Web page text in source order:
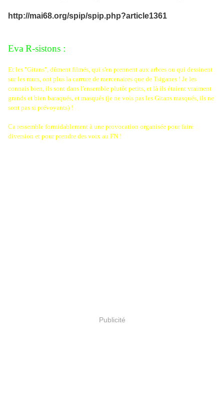
http://mai68.org/spip/spip.php?article1361
Eva R-sistons :
Et les "Gitans", dûment filmés, qui s'en prennent aux arbres ou qui dessinent
sur les murs, ont plus la carrure de mercenaires que de Tsiganes ! Je les
connais bien, ils sont dans l'ensemble plutôt petits, et là ils étaient vraiment
grands et bien baraqués, et masqués (je ne vois pas les Gitans masqués, ils ne
sont pas si prévoyants) !
Ca ressemble formidablement à une provocation organisée pour faire
diversion et pour prendre des voix au FN !
Publicité